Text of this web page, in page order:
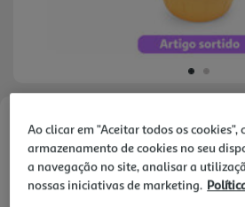
Faça a sua avaliação
Ref. / EAN:5601002053626
1.99 €/un
Ao clicar em "Aceitar todos os cookies",
armazenamento de cookies no seu
a navegação no site, analisar a
nossas iniciativas de marketing.